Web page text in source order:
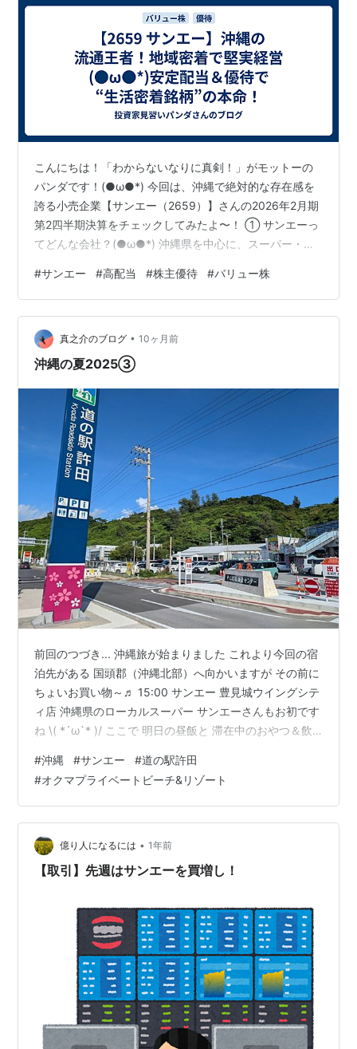
こんにちは！「わからないなりに真剣！」がモットーの
パンダです！(●ω●*) 今回は、沖縄で絶対的な存在感を
誇る小売企業【サンエー（2659）】さんの2026年2月期
第2四半期決算をチェックしてみたよ〜！ ① サンエーっ
てどんな会社？(●ω●*) 沖縄県を中心に、スーパー・衣
供する地域密着型の総合流通企業だよ！ ・食品スーパー
「サンエー」・衣料・住関連「サンエー衣料館」・家電
量販「エディオン」FC・外食「和風亭」「ローソン」
FC・ホテル・商業施設運営「ライカム（大型SC）」など
まさに“沖縄のイオン”といえる存在！スーパー事業を中核
#サンエー #高配当 #株主優待 #バリュー株
真之介のブログ • 10ヶ月前
沖縄の夏2025③
前回のつづき... 沖縄旅が始まりました これより今回の宿
泊先がある 国頭郡（沖縄北部）へ向かいますが その前に
ちょいお買い物～♬ 15:00 サンエー 豊見城ウイングシテ
ィ店 沖縄県のローカルスーパー サンエーさんもお初です
ね \( *´ω`* )/ ここで 明日の昼飯と 滞在中のおやつ＆飲
だ～ 目的地まで約100km ぶ～ん🚙 途中、キングコング
のいる ホテル前を通過し この隙間から よく撮れたなｗ
ハイサイ探偵団の動画より www.youtube.com 許田ＩＣ
で高速降りて あとは一般道を走ります ＩＣ降りてすぐの
道の駅で休憩～♬…
#沖縄 #サンエー #道の駅許田
#オクマプライベートビーチ&リゾート
億り人になるには • 1年前
【取引】先週はサンエーを買増し！